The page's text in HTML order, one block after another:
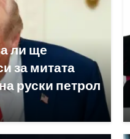
ли ще
за митата
руски петрол